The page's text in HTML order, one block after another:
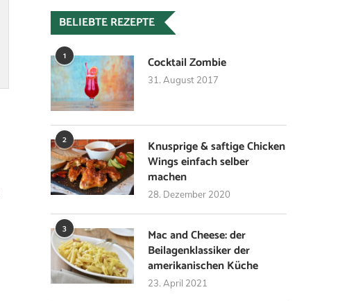
BELIEBTE REZEPTE
1 Cocktail Zombie
31. August 2017
2
Knusprige & saftige Chicken
Wings einfach selber
machen
28. Dezember 2020
3
Mac and Cheese: der
Beilagenklassiker der
amerikanischen Küche
23. April 2021